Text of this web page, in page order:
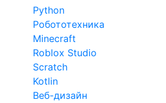
Python
Робототехника
Minecraft
Roblox Studio
Scratch
Kotlin
Веб-дизайн